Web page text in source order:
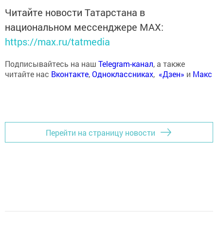
Читайте новости Татарстана в
национальном мессенджере MАХ:
https://max.ru/tatmedia
Подписывайтесь на наш Telegram-канал, а также
читайте нас Вконтакте,Одноклассниках, «Дзен» и Макс
Перейти на страницу новости